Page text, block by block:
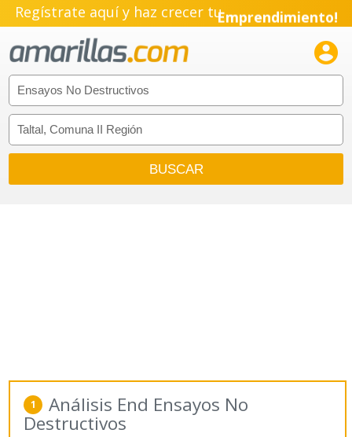
Regístrate aquí y haz crecer tuEmprendimiento!

1 Análisis End Ensayos No
Destructivos